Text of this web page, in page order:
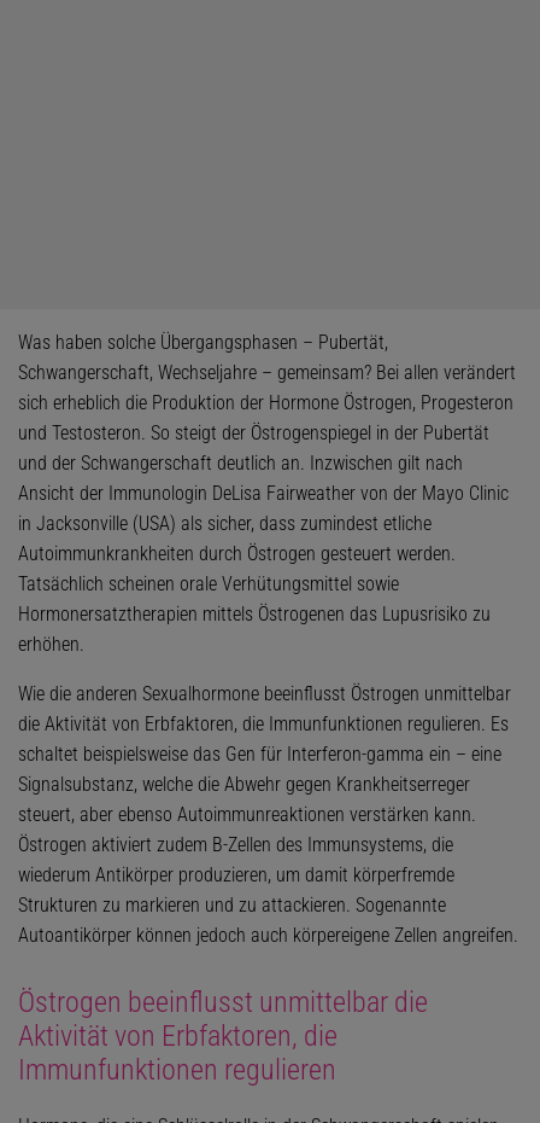
Was haben solche Übergangsphasen – Pubertät,
Schwangerschaft, Wechseljahre – gemeinsam? Bei allen verändert
sich erheblich die Produktion der Hormone Östrogen, Progesteron
und Testosteron. So steigt der Östrogenspiegel in der Pubertät
und der Schwangerschaft deutlich an. Inzwischen gilt nach
Ansicht der Immunologin DeLisa Fairweather von der Mayo Clinic
in Jacksonville (USA) als sicher, dass zumindest etliche
Autoimmunkrankheiten durch Östrogen gesteuert werden.
Tatsächlich scheinen orale Verhütungsmittel sowie
Hormonersatztherapien mittels Östrogenen das Lupusrisiko zu
erhöhen.
Wie die anderen Sexualhormone beeinflusst Östrogen unmittelbar
die Aktivität von Erbfaktoren, die Immunfunktionen regulieren. Es
schaltet beispielsweise das Gen für Interferon-gamma ein – eine
Signalsubstanz, welche die Abwehr gegen Krankheitserreger
steuert, aber ebenso Autoimmunreaktionen verstärken kann.
Östrogen aktiviert zudem B-Zellen des Immunsystems, die
wiederum Antikörper produzieren, um damit körperfremde
Strukturen zu markieren und zu attackieren. Sogenannte
Autoantikörper können jedoch auch körpereigene Zellen angreifen.
Östrogen beeinflusst unmittelbar die
Aktivität von Erbfaktoren, die
Immunfunktionen regulieren